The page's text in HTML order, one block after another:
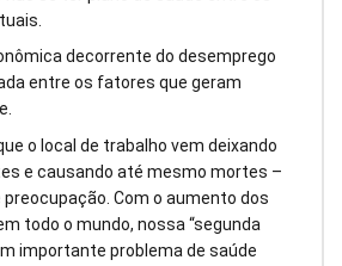
decorrente do desemprego
entre os fatores que geram
o local de trabalho vem deixando
e causando até mesmo mortes –
Com o aumento dos
todo o mundo, nossa “segunda
importante problema de saúde